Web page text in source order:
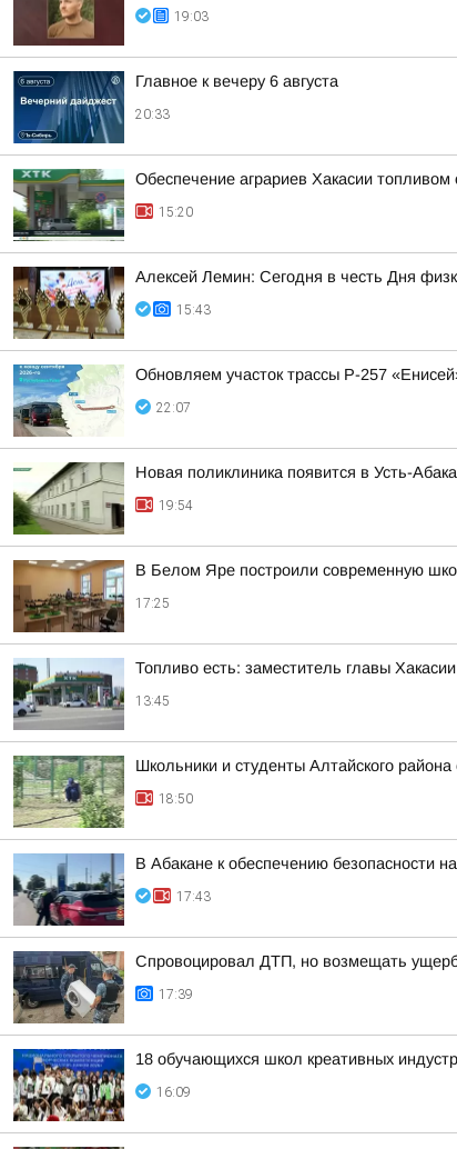
19:03
Главное к вечеру 6 августа
20:33
Обеспечение аграриев Хакасии
15:20
Алексей Лемин: Сегодня в честь Дня
15:43
Обновляем участок трассы Р-257
22:07
Новая поликлиника появится в Усть-
19:54
В Белом Яре построили современную
17:25
Топливо есть: заместитель главы
13:45
Школьники и студенты Алтайского
18:50
В Абакане к обеспечению безопасности
17:43
Спровоцировал ДТП, но возмещать
17:39
18 обучающихся школ креативных
16:09